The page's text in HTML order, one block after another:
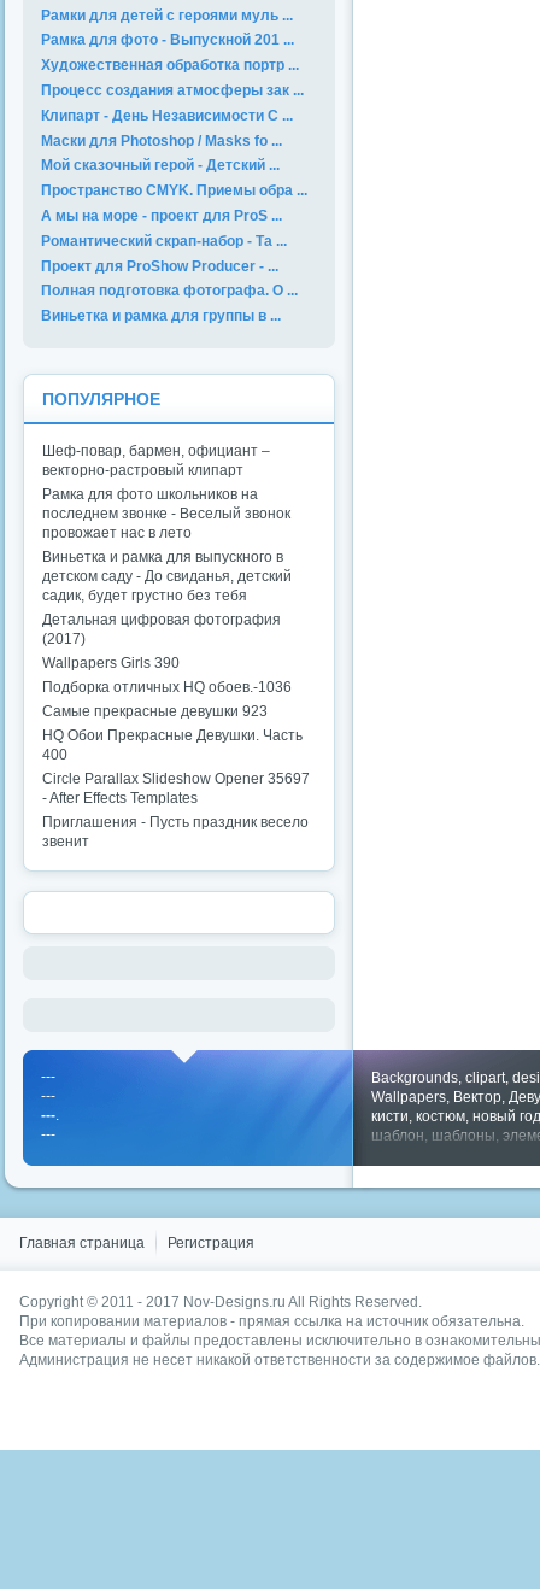
Рамки для детей с героями муль ...
Рамка для фото - Выпускной 201 ...
Художественная обработка портр ...
Процесс создания атмосферы зак ...
Клипарт - День Независимости С ...
Маски для Photoshop / Masks fo ...
Мой сказочный герой - Детский ...
Пространство CMYK. Приемы обра ...
А мы на море - проект для ProS ...
Романтический скрап-набор - Та ...
Проект для ProShow Producer - ...
Полная подготовка фотографа. О ...
Виньетка и рамка для группы в ...
ПОПУЛЯРНОЕ
Шеф-повар, бармен, официант –
векторно-растровый клипарт
Рамка для фото школьников на
последнем звонке - Веселый звонок
провожает нас в лето
Виньетка и рамка для выпускного в
детском саду - До свиданья, детский
садик, будет грустно без тебя
Детальная цифровая фотография
(2017)
Wallpapers Girls 390
Подборка отличных HQ обоев.-1036
Самые прекрасные девушки 923
HQ Обои Прекрасные Девушки. Часть
400
Circle Parallax Slideshow Opener 35697
- After Effects Templates
Приглашения - Пусть праздник весело
звенит
Backgrounds, clipart,
Wallpapers, Вектор,
кисти, костюм, новый год
шаблон, шаблоны,
---
---
---.
---
Главная страница Регистрация
Copyright © 2011 - 2017 Nov-Designs.ru All Rights Reserved.
При копировании материалов - прямая ссылка на источник обязательна.
Все материалы и файлы предоставлены исключительно в
Администрация не несет никакой ответственности за содержимое файлов.